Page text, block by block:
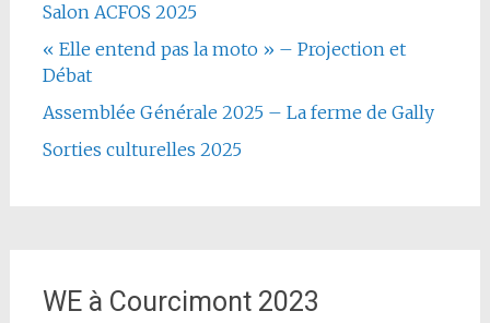
Salon ACFOS 2025
« Elle entend pas la moto » – Projection et
Débat
Assemblée Générale 2025 – La ferme de Gally
Sorties culturelles 2025
WE à Courcimont 2023